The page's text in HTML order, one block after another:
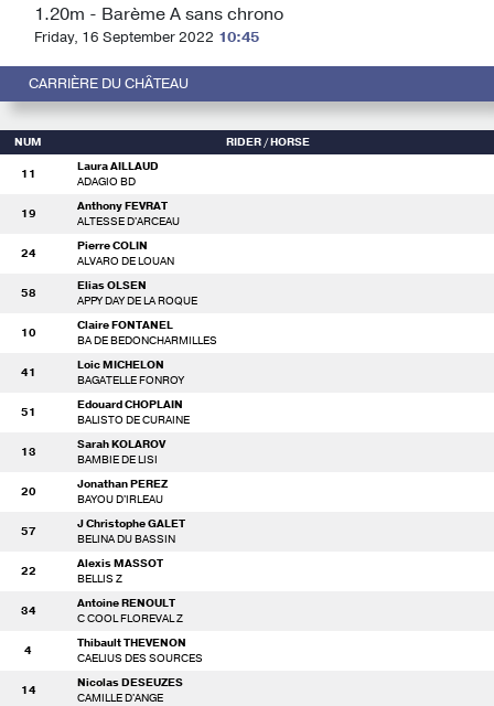
1.20m - Barème A sans chrono
Friday, 16 September 2022 10:45
CARRIÈRE DU CHÂTEAU
NUM RIDER / HORSE
11
Laura AILLAUD
ADAGIO BD
19
Anthony FEVRAT
ALTESSE D'ARCEAU
24
Pierre COLIN
ALVARO DE LOUAN
58
Elias OLSEN
APPY DAY DE LA ROQUE
10
Claire FONTANEL
BA DE BEDONCHARMILLES
41
Loic MICHELON
BAGATELLE FONROY
51
Edouard CHOPLAIN
BALISTO DE CURAINE
13
Sarah KOLAROV
BAMBIE DE LISI
20
Jonathan PEREZ
BAYOU D'IRLEAU
57
J Christophe GALET
BELINA DU BASSIN
22
Alexis MASSOT
BELLIS Z
34
Antoine RENOULT
C COOL FLOREVAL Z
4
Thibault THEVENON
CAELIUS DES SOURCES
14
Nicolas DESEUZES
CAMILLE D'ANGE